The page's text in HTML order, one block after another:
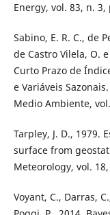
Energy, vol. 83, n. 3,
Sabino, E. R. C., de
de Castro Vilela, O.
Curto Prazo de
e Variáveis
Medio Ambiente,
Tarpley, J. D.,
surface from
Meteorology, vol.
Voyant, C., Darras,